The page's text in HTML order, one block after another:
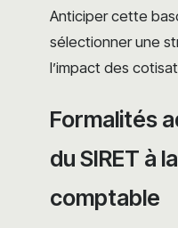
Anticiper cette
sélectionner une
l’impact des
Formalités
du SIRET à
comptable